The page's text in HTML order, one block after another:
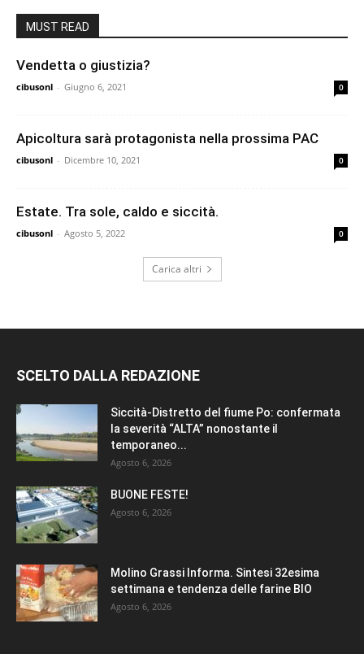
MUST READ
Vendetta o giustizia?
cibusonl - Giugno 6, 2021 0
Apicoltura sarà protagonista nella prossima PAC
cibusonl - Dicembre 10, 2021 0
Estate. Tra sole, caldo e siccità.
cibusonl - Agosto 5, 2022 0
Carica altri
SCELTO DALLA REDAZIONE
Siccità-Distretto del fiume Po: confermata
la severità “ALTA” nonostante il
temporaneo...
Agosto 6, 2026
BUONE FESTE!
Agosto 6, 2026
Molino Grassi Informa. Sintesi 32esima
settimana e tendenza delle farine BIO
Agosto 6, 2026